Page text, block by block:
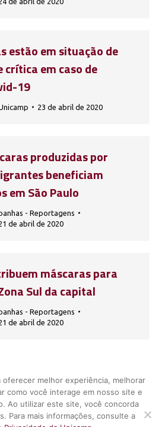
estão em situação de
em caso de
19
23 de abril de 2020
produzidas por
beneficiam
em São Paulo
- Reportagens
de abril de 2020
máscaras para
Sul da capital
- Reportagens
de abril de 2020
4 5 6 … 34
oferecer melhor experiência, melhorar
como você interage em nosso site e
Ao utilizar este site, você concorda
Para mais informações, consulte a